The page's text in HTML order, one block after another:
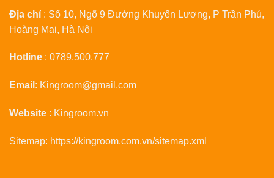
Địa chỉ : Số 10, Ngõ 9 Đường Khuyến Lương, P Trần Phú,
Hoàng Mai, Hà Nội
Hotline : 0789.500.777
Email : Kingroom@gmail.com
Website : Kingroom.vn
Sitemap: https://kingroom.com.vn/sitemap.xml